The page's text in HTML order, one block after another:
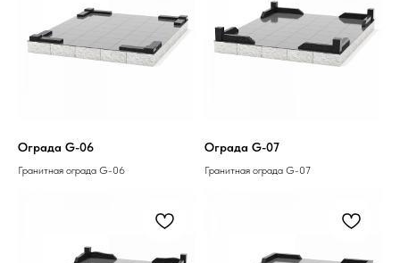
Ограда G-06
Гранитная ограда G-06
Ограда G-07
Гранитная ограда G-07